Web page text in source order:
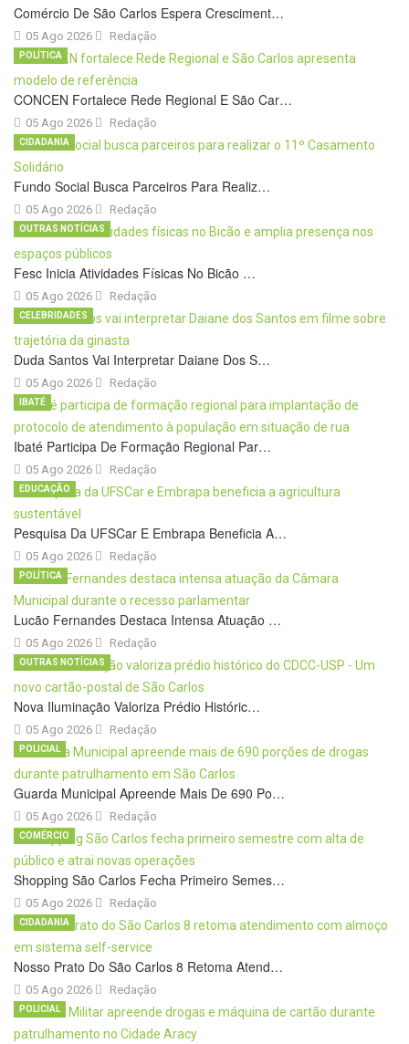
Comércio De São Carlos Espera Cresciment…
05 Ago 2026 Redação
CONCEN Fortalece Rede Regional E São Car…
05 Ago 2026
POLÍTICA
Redação
Fundo Social Busca Parceiros Para Realiz…
05 Ago 2026
CIDADANIA
Redação
Fesc Inicia Atividades Físicas No Bicão …
05 Ago 2026
OUTRAS NOTÍCIAS
Redação
Duda Santos Vai Interpretar Daiane Dos S…
05 Ago 2026
CELEBRIDADES
Redação
Ibaté Participa De Formação Regional Par…
05 Ago 2026
IBATÉ
Redação
Pesquisa Da UFSCar E Embrapa Beneficia A…
05 Ago 2026
EDUCAÇÃO
Redação
Lucão Fernandes Destaca Intensa Atuação …
05 Ago 2026
POLÍTICA
Redação
Nova Iluminação Valoriza Prédio Históric…
05 Ago 2026
OUTRAS NOTÍCIAS
Redação
Guarda Municipal Apreende Mais De 690 Po…
05 Ago 2026
POLICIAL
Redação
Shopping São Carlos Fecha Primeiro Semes…
05 Ago 2026
COMÉRCIO
Redação
Nosso Prato Do São Carlos 8 Retoma Atend…
05 Ago 2026
CIDADANIA
Redação
POLICIAL